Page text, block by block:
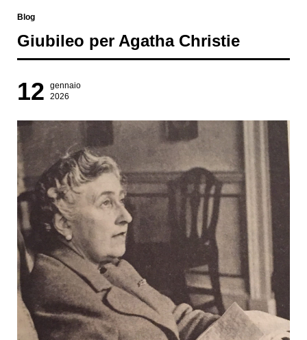
Blog
Giubileo per Agatha Christie
12
gennaio
2026